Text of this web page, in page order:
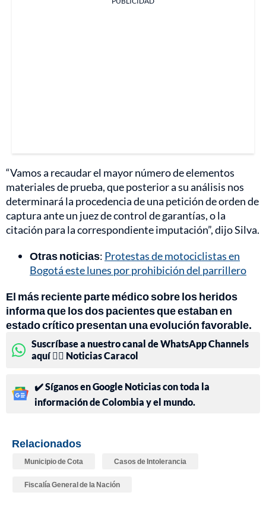
“Vamos a recaudar el mayor número de elementos
materiales de prueba, que posterior a su análisis nos
determinará la procedencia de una petición de orden de
captura ante un juez de control de garantías, o la
citación para la correspondiente imputación”, dijo Silva.
Otras noticias: Protestas de motociclistas en
Bogotá este lunes por prohibición del parrillero
El más reciente parte médico sobre los heridos
informa que los dos pacientes que estaban en
estado crítico presentan una evolución favorable.
Suscríbase a nuestro canal de WhatsApp Channels
aquí 👉🏻 Noticias Caracol
✔️ Síganos en Google Noticias con toda la
información de Colombia y el mundo.
Relacionados
Municipio de Cota Casos de Intolerancia
Fiscalía General de la Nación